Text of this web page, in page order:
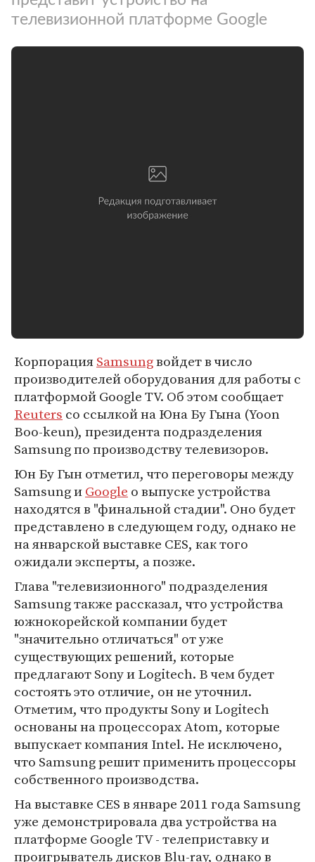
телевизионной платформе Google
КорпорацияSamsungвойдет в число
производителей оборудования для работы с
платформой Google TV. Об этом сообщает
Reuters со ссылкой на Юна Бу Гына (Yoon
Boo-keun), президента подразделения
Samsung по производству телевизоров.
Юн Бу Гын отметил, что переговоры между
Samsung иGoogle о выпуске устройства
находятся в "финальной стадии". Оно будет
представлено в следующем году, однако не
на январской выставке CES, как того
ожидали эксперты, а позже.
Глава "телевизионного" подразделения
Samsung также рассказал, что устройства
южнокорейской компании будет
"значительно отличаться" от уже
существующих решений, которые
предлагают Sony и Logitech. В чем будет
состоять это отличие, он не уточнил.
Отметим, что продукты Sony и Logitech
основаны на процессорах Atom, которые
выпускает компания Intel. Не исключено,
что Samsung решит применить процессоры
собственного производства.
На выставке CES в январе 2011 года Samsung
уже демонстрировала два устройства на
платформе Google TV - телеприставку и
проигрыватель дисков Blu-ray, однако в